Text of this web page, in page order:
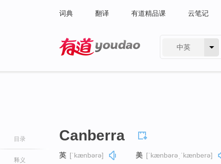
词典 翻译 有道精品课 云笔记
中英
目录
释义
Canberra
英 [ˈkænbərə] 美 [ˈkænbərəˌˈkænberə]